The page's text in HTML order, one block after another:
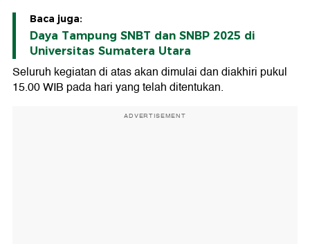
Baca juga:
Daya Tampung SNBT dan SNBP 2025 di
Universitas Sumatera Utara
Seluruh kegiatan di atas akan dimulai dan diakhiri pukul
15.00 WIB pada hari yang telah ditentukan.
ADVERTISEMENT